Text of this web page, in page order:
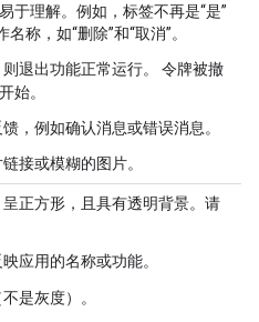
于理解。例如，标签不再是“是”
称，如“删除”和“取消”。
退出功能正常运行。 令牌被撤
始。
，例如确认消息或错误消息。
接或模糊的图片。
正方形，且具有透明背景。请
应用的名称或功能。
是灰度）。